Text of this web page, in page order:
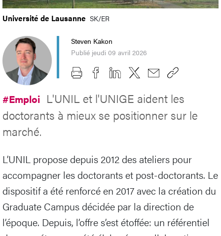
Université de Lausanne SK/ER
Steven Kakon
Publié jeudi 09 avril 2026
#Emploi L'UNIL et l'UNIGE aident les
doctorants à mieux se positionner sur le
marché.
L’UNIL propose depuis 2012 des ateliers pour
accompagner les doctorants et post-doctorants. Le
dispositif a été renforcé en 2017 avec la création du
Graduate Campus décidée par la direction de
l’époque. Depuis, l’offre s’est étoffée: un référentiel